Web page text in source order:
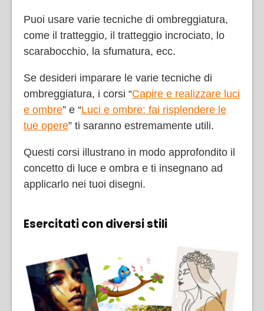
Puoi usare varie tecniche di ombreggiatura,
come il tratteggio, il tratteggio incrociato, lo
scarabocchio, la sfumatura, ecc.
Se desideri imparare le varie tecniche di
ombreggiatura, i corsi “Capire e realizzare luci
e ombre” e “Luci e ombre: fai risplendere le
tue opere” ti saranno estremamente utili.
Questi corsi illustrano in modo approfondito il
concetto di luce e ombra e ti insegnano ad
applicarlo nei tuoi disegni.
Esercitati con diversi stili